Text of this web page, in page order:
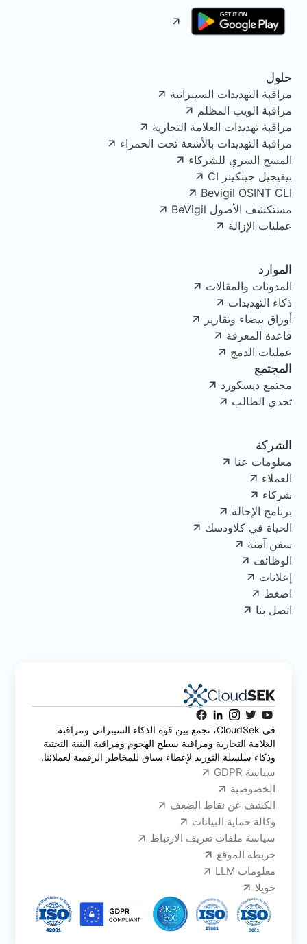
حلول
مراقبة التهديدات السيبرانية
مراقبة الويب المظلم
مراقبة تهديدات العلامة التجارية
مراقبة التهديدات بالأشعة تحت الحمراء
المسح السري للشركاء
بيفيجيل جينكينز CI
Bevigil OSINT CLI
مستكشف الأصول BeVigil
عمليات الإزالة
الموارد
المدونات والمقالات
ذكاء التهديدات
أوراق بيضاء وتقارير
قاعدة المعرفة
عمليات الدمج
المجتمع
مجتمع ديسكورد
تحدي الطالب
الشركة
معلومات عنا
العملاء
شركاء
برنامج الإحالة
الحياة في كلاودسك
سفن آمنة
الوظائف
إعلانات
اضغط
اتصل بنا
في CloudSek، نجمع بين قوة الذكاء السيبراني ومراقبة
العلامة التجارية ومراقبة سطح الهجوم ومراقبة البنية التحتية
وذكاء سلسلة التوريد لإعطاء سياق للمخاطر الرقمية لعملائنا.
سياسة GDPR
الخصوصية
الكشف عن نقاط الضعف
وكالة حماية البيانات
سياسة ملفات تعريف الارتباط
خريطة الموقع
معلومات LLM
حويلا